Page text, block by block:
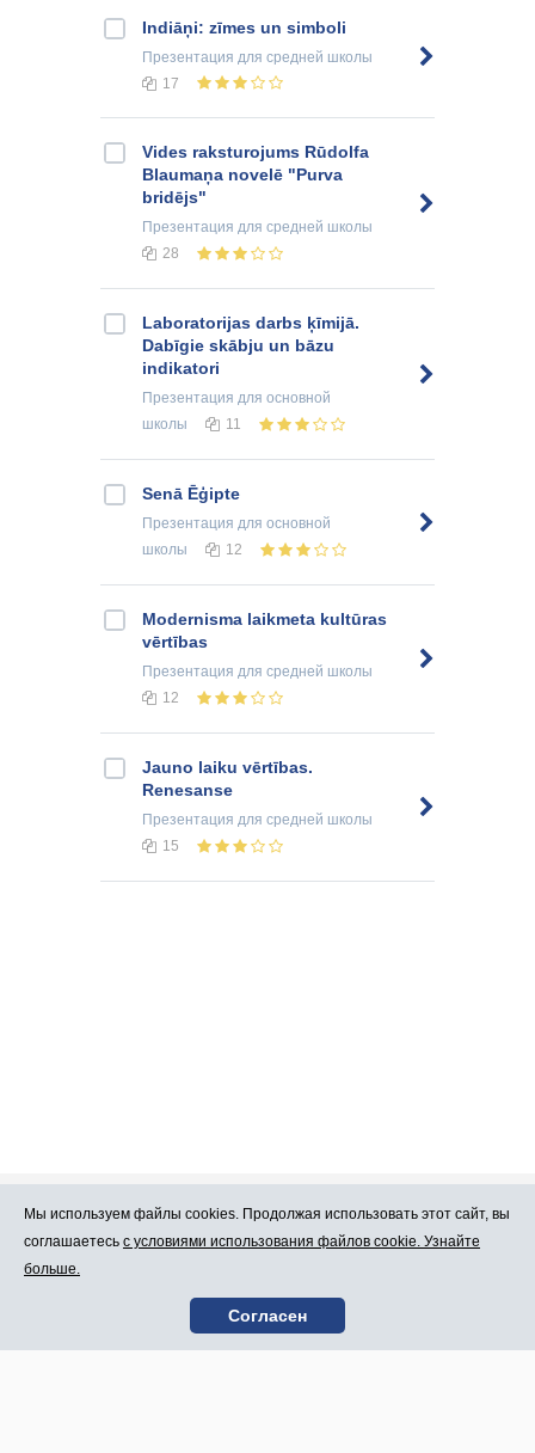
Indiāņi: zīmes un simboli
Презентация для средней школы
17
Vides raksturojums Rūdolfa
Blaumaņa novelē "Purva
bridējs"
Презентация для средней школы
28
Laboratorijas darbs ķīmijā.
Dabīgie skābju un bāzu
indikatori
Презентация для основной
школы
11
Senā Ēģipte
Презентация для основной
школы
12
Modernisma laikmeta kultūras
vērtības
Презентация для средней школы
12
Jauno laiku vērtības.
Renesanse
Презентация для средней школы
15
Про Atlants.lv Реклама
Контакты
Условия
пользования
Мы используем файлы cookies. Продолжая использовать этот сайт, вы
соглашаетесь с условиями использования файлов cookie. Узнайте
больше.
Согласен